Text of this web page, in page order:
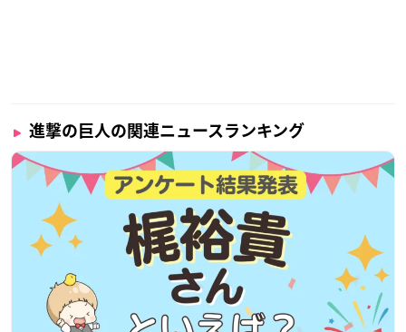
進撃の巨人の関連ニュースランキング